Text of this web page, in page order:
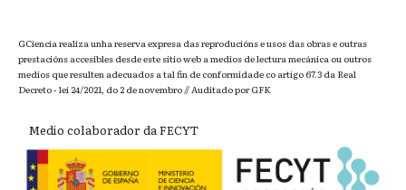
GCiencia realiza unha reserva expresa das reproducións e usos das obras e outras
prestacións accesibles desde este sitio web a medios de lectura mecánica ou outros
medios que resulten adecuados a tal fin de conformidade co artigo 67.3 da Real
Decreto - lei 24/2021, do 2 de novembro // Auditado por GFK
Medio colaborador da FECYT